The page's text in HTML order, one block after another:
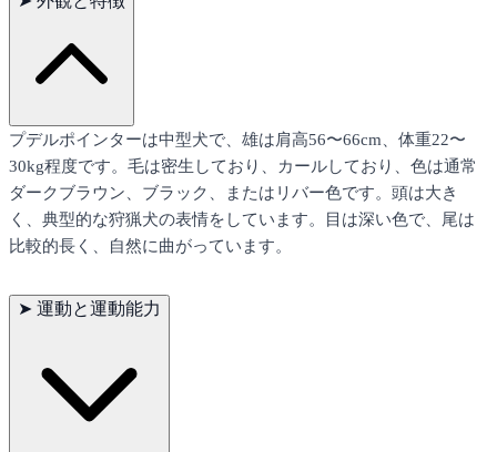
プデルポインターは中型犬で、雄は肩高56〜66cm、体重22〜
30kg程度です。毛は密生しており、カールしており、色は通常
ダークブラウン、ブラック、またはリバー色です。頭は大き
く、典型的な狩猟犬の表情をしています。目は深い色で、尾は
比較的長く、自然に曲がっています。
➤ 運動と運動能力